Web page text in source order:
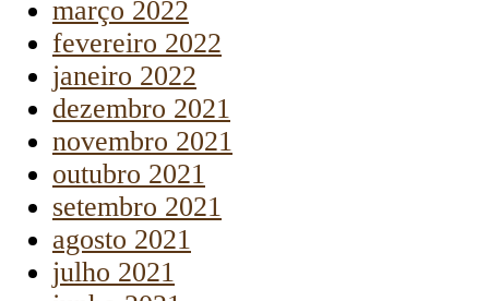
março 2022
fevereiro 2022
janeiro 2022
dezembro 2021
novembro 2021
outubro 2021
setembro 2021
agosto 2021
julho 2021